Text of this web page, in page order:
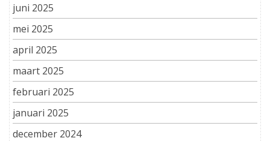
juni 2025
mei 2025
april 2025
maart 2025
februari 2025
januari 2025
december 2024